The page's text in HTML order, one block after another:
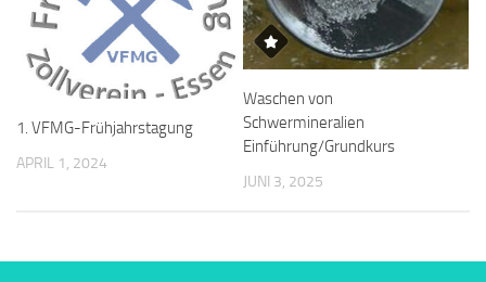
1. VFMG-Frühjahrstagung
APRIL 1, 2024
Waschen von
Schwermineralien
Einführung/Grundkurs
JUNI 3, 2025